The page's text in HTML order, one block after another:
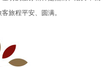
旅程平安、圆满。